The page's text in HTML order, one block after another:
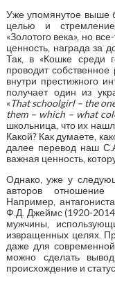
Уже упомянутое выше
целью и
«Золотого века», но
ценность, награда за
Так, в «Кошке среди
проводит
внутри престижного
получает один из
«That schoolgirl – the
them – which – what
школьница, что их
Какой? Как думаете,
далее перевод наш
важная ценность,
Однако, уже у
авторов отношение
Например,
Ф.Д. Джеймс (1920-
мужчины,
извращенных целях.
даже для
можно сделать
происхождение и